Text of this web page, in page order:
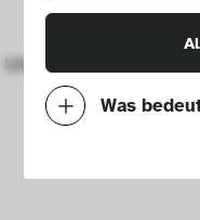
Was
Mit diesen
Ulmer Hocker (HfG-